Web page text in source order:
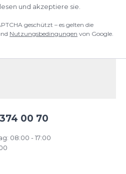
und akzeptiere sie.
geschützt – es gelten die
Nutzungsbedingungen von Google.
00 70
08:00 - 17:00